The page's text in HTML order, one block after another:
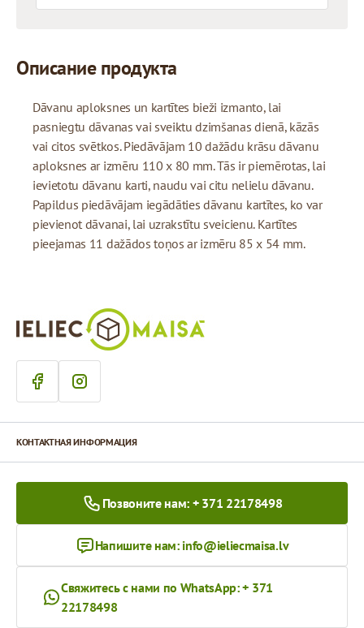
Описание продукта
Dāvanu aploksnes un kartītes bieži izmanto, lai
pasniegtu dāvanas vai sveiktu dzimšanas dienā, kāzās
vai citos svētkos. Piedāvājam 10 dažādu krāsu dāvanu
aploksnes ar izmēru 110 x 80 mm. Tās ir piemērotas, lai
ievietotu dāvanu karti, naudu vai citu nelielu dāvanu.
Papildus piedāvājam iegādāties dāvanu kartītes, ko var
pievienot dāvanai, lai uzrakstītu sveicienu. Kartītes
pieejamas 11 dažādos toņos ar izmēru 85 x 54 mm.
КОНТАКТНАЯ ИНФОРМАЦИЯ
Позвоните нам: + 371 22178498
Напишите нам: info@ieliecmaisa.lv
Свяжитесь с нами по WhatsApp: + 371
22178498